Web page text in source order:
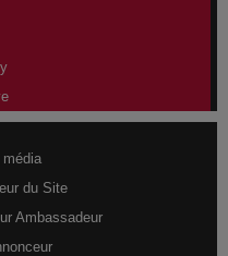
du Site
Ambassadeur